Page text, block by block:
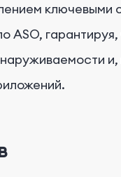
ключевыми
ASO,
и,